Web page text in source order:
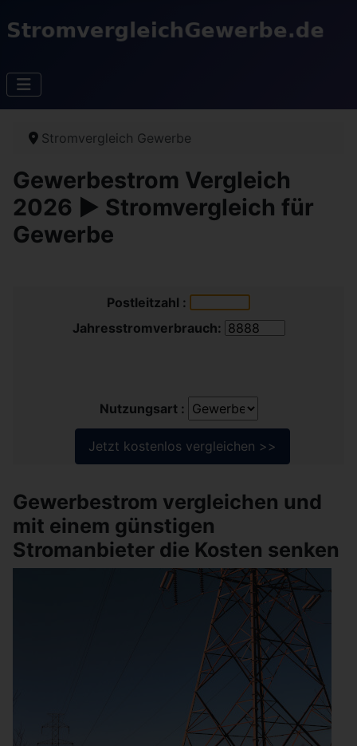
Stromvergleich Gewerbe
Gewerbestrom Vergleich
2026 ▶️ Stromvergleich für
Gewerbe
Postleitzahl :
Jahresstromverbrauch:
Nutzungsart :
Gewerbestrom vergleichen und
mit einem günstigen
Stromanbieter die Kosten senken